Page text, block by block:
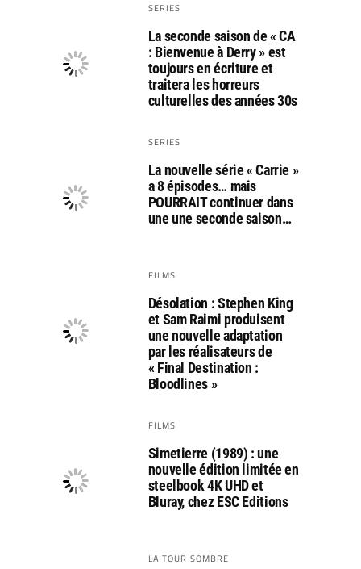
SERIES
La seconde saison de « CA
: Bienvenue à Derry » est
toujours en écriture et
traitera les horreurs
culturelles des années 30s
SERIES
La nouvelle série « Carrie »
a 8 épisodes… mais
POURRAIT continuer dans
une une seconde saison…
FILMS
Désolation : Stephen King
et Sam Raimi produisent
une nouvelle adaptation
par les réalisateurs de
« Final Destination :
Bloodlines »
FILMS
Simetierre (1989) : une
nouvelle édition limitée en
steelbook 4K UHD et
Bluray, chez ESC Editions
LA TOUR SOMBRE